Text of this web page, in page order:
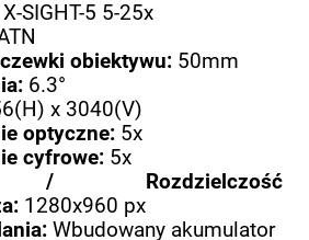
SIGHT-5 5-25x
obiektywu: 50mm
6.3°
x 3040(V)
optyczne: 5x
cyfrowe: 5x
/ Rozdzielczość
1280x960 px
Wbudowany akumulator